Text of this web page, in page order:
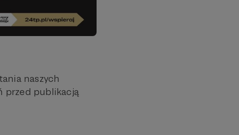
naszych
przed publikacją